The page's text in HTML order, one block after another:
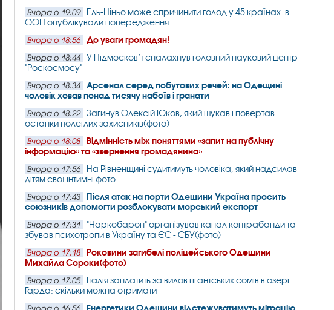
Вчора о 19:09
Ель-Ніньо може спричинити голод у 45 країнах: в
ООН опублікували попередження
Вчора о 18:56 До уваги громадян!
Вчора о 18:44
У Підмосков’ї спалахнув головний науковий центр
"Роскосмосу"
Вчора о 18:34
Арсенал серед побутових речей: на Одещині
чоловік ховав понад тисячу набоїв і гранати
Вчора о 18:22
Загинув Олексій Юков, який шукав і повертав
останки полеглих захисників(фото)
Вчора о 18:08
Відмінність між поняттями «запит на публічну
інформацію» та «звернення громадянина»
Вчора о 17:56
На Рівненщині судитимуть чоловіка, який надсилав
дітям свої інтимні фото
Вчора о 17:43
Після атак на порти Одещини Україна просить
союзників допомогти розблокувати морський експорт
Вчора о 17:31
"Наркобарон" організував канал контрабанди та
збував психотропи в Україну та ЄС - СБУ(фото)
Вчора о 17:18
Роковини загибелі поліцейського Одещини
Михайла Сороки(фото)
Вчора о 17:05
Італія заплатить за вилов гігантських сомів в озері
Гарда: скільки можна отримати
Енергетики Одещини відстежуватимуть міграцію